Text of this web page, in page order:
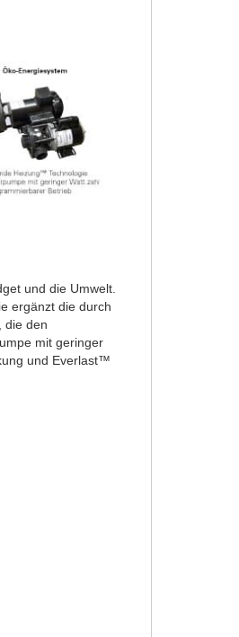
und die Umwelt.
ergänzt die durch
die den
mit geringer
und Everlast™